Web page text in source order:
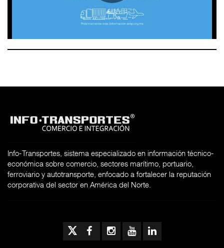
Info-Transportes, sistema especializado en información técnico-
económica sobre comercio, sectores marítimo, portuario,
ferroviario y autotransporte, enfocado a fortalecer la reputación
corporativa del sector en América del Norte.